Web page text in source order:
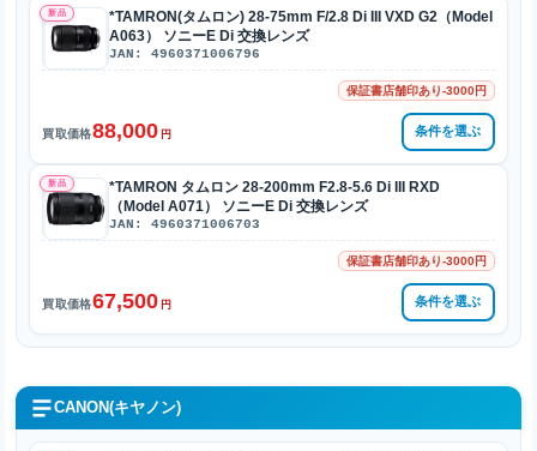
新品
*TAMRON(タムロン) 28-75mm F/2.8 Di III VXD G2（Model
A063） ソニーE Di 交換レンズ
JAN: 4960371006796
保証書店舗印あり-3000円
買取価格88,000 円 条件を選ぶ
新品
*TAMRON タムロン 28-200mm F2.8-5.6 Di III RXD
（Model A071） ソニーE Di 交換レンズ
JAN: 4960371006703
保証書店舗印あり-3000円
買取価格67,500 円 条件を選ぶ
CANON(キヤノン)